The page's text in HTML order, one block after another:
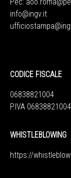
info@ingv.it
CODICE FISCALE
06838821004
P.IVA 06838821004
WHISTLEBLOWING
https://